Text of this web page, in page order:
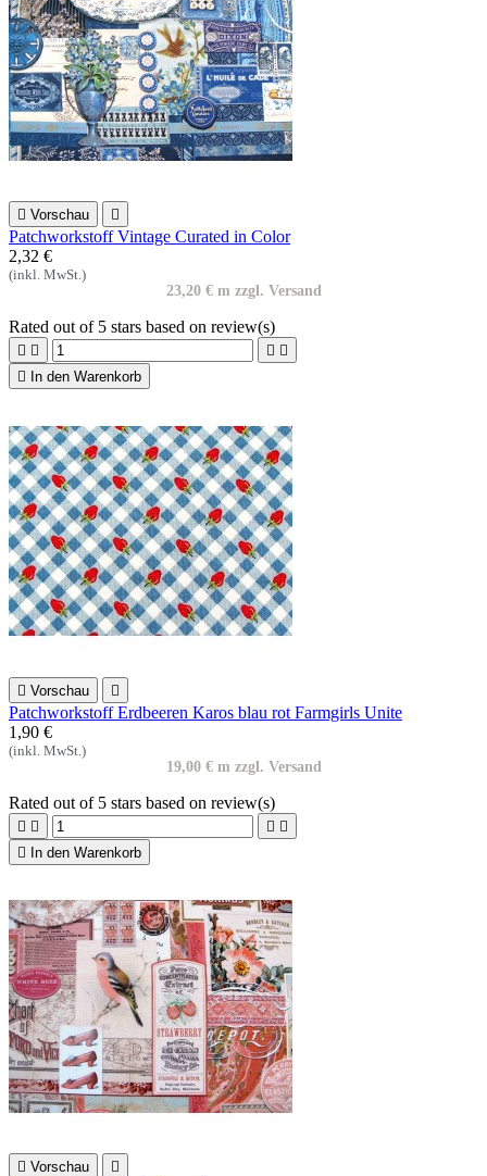
 Vorschau 
Patchworkstoff Vintage Curated in Color
2,32 €
(inkl. MwSt.)
23,20 € m zzgl. Versand
Rated out of 5 stars based on review(s)
   

In den Warenkorb
 Vorschau 
Patchworkstoff Erdbeeren Karos blau rot Farmgirls Unite
1,90 €
(inkl. MwSt.)
19,00 € m zzgl. Versand
Rated out of 5 stars based on review(s)
   

In den Warenkorb
 Vorschau 